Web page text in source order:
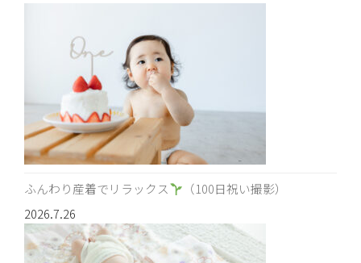
ふんわり産着でリラックス
（100日祝い撮影）
2026.7.26